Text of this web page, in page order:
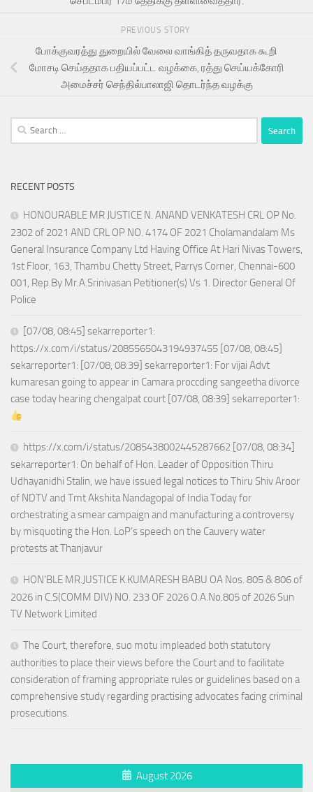
PREVIOUS STORY
போக்குவரத்து துறையில் வேலை வாங்கித் தருவதாக கூறி
மோசடி செய்ததாக பதியப்பட்ட வழக்கை, ரத்து செய்யக்கோரி
அமைச்சர் செந்தில்பாலாஜி தொடர்ந்த வழக்கு
Search
for:
RECENT POSTS
HONOURABLE MR JUSTICE N. ANAND VENKATESH CRL OP No.
2302 of 2021 AND CRL OP NO. 4174 OF 2021 Cholamandalam Ms
General Insurance Company Ltd Having Office At Hari Nivas Towers,
1st Floor, 163, Thambu Chetty Street, Parrys Corner, Chennai-600
001, Rep.By Mr.A.Srinivasan Petitioner(s) Vs 1. Director General Of
Police
[07/08, 08:45] sekarreporter1:
https://x.com/i/status/2085565043194937455 [07/08, 08:45]
sekarreporter1: [07/08, 08:39] sekarreporter1: For vijai Advt
kumaresan going to appear in Camara proccding sangeetha divorce
case today hearing chengalpat court [07/08, 08:39] sekarreporter1:
https://x.com/i/status/2085438002445287662 [07/08, 08:34]
sekarreporter1: On behalf of Hon. Leader of Opposition Thiru
Udhayanidhi Stalin, we have issued legal notices to Thiru Shiv Aroor
of NDTV and Tmt Akshita Nandagopal of India Today for
orchestrating a smear campaign and manufacturing a controversy
by misquoting the Hon. LoP’s speech on the Cauvery water
protests at Thanjavur
HON’BLE MR.JUSTICE K.KUMARESH BABU OA Nos. 805 & 806 of
2026 in C.S(COMM DIV) NO. 233 OF 2026 O.A.No.805 of 2026 Sun
TV Network Limited
The Court, therefore, suo motu impleaded both statutory
authorities to place their views before the Court and to facilitate
consideration of framing appropriate rules or guidelines based on a
comprehensive study regarding practising advocates facing criminal
prosecutions.
August 2026